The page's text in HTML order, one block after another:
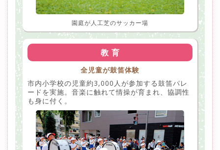
園庭が人工芝のサッカー場
教 育
全児童が鼓笛体験
市内小学校の児童約3,000人が参加する鼓笛パレ
ードを実施。音楽に触れて情操が育まれ、協調性
も身に付く。